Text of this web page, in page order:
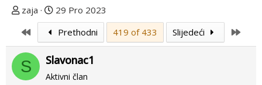
T
m
u
p
o
zaja
D
a
u
m
p
29 Pro 2023
First
Prethodni 419 of 433 Slijedeći
S Slavonac1
Aktivni član